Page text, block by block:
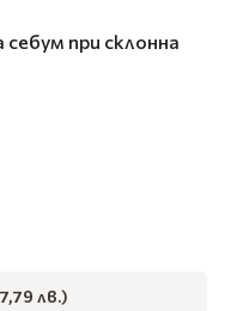
при склонна
лв.)